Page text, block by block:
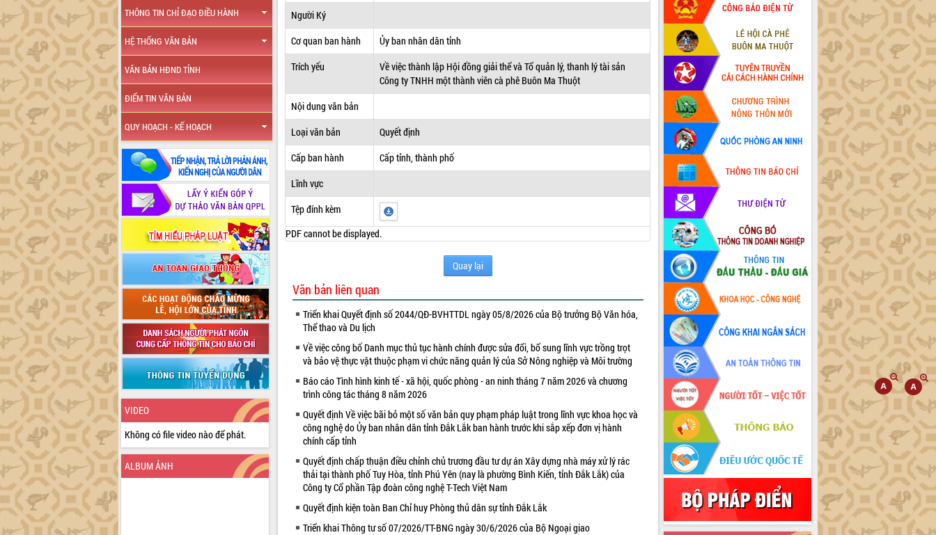
THÔNG TIN CHỈ ĐẠO ĐIỀU HÀNH
HỆ THỐNG VĂN BẢN
VĂN BẢN HĐND TỈNH
ĐIỂM TIN VĂN BẢN
QUY HOẠCH - KẾ HOẠCH
VIDEO
Không có file video nào để phát.
ALBUM ẢNH
Người Ký
Cơ quan ban hành
Ủy ban nhân dân tỉnh
Trích yếu
Về việc thành lập Hội đồng giải thể và Tổ quản lý, thanh lý tài sản
Công ty TNHH một thành viên cà phê Buôn Ma Thuột
Nội dung văn bản
Loại văn bản
Quyết định
Cấp ban hành
Cấp tỉnh, thành phố
Lĩnh vực
Tệp đính kèm
PDF cannot be displayed.
Quay lại
Văn bản liên quan
Triển khai Quyết định số 2044/QĐ-BVHTTDL ngày 05/8/2026 của Bộ trưởng Bộ Văn hóa,
Thể thao và Du lịch
Về việc công bố Danh mục thủ tục hành chính được sửa đổi, bổ sung lĩnh vực trồng trọt
và bảo vệ thực vật thuộc phạm vi chức năng quản lý của Sở Nông nghiệp và Môi trường
Báo cáo Tình hình kinh tế - xã hội, quốc phòng - an ninh tháng 7 năm 2026 và chương
trình công tác tháng 8 năm 2026
Quyết định Về việc bãi bỏ một số văn bản quy phạm pháp luật trong lĩnh vực khoa học và
công nghệ do Ủy ban nhân dân tỉnh Đắk Lắk ban hành trước khi sắp xếp đơn vị hành
chính cấp tỉnh
Quyết định chấp thuận điều chỉnh chủ trương đầu tư dự án Xây dựng nhà máy xử lý rác
thải tại thành phố Tuy Hòa, tỉnh Phú Yên (nay là phường Bình Kiến, tỉnh Đắk Lắk) của
Công ty Cổ phần Tập đoàn công nghệ T-Tech Việt Nam
Quyết định kiện toàn Ban Chỉ huy Phòng thủ dân sự tỉnh Đắk Lắk
Triển khai Thông tư số 07/2026/TT-BNG ngày 30/6/2026 của Bộ Ngoại giao